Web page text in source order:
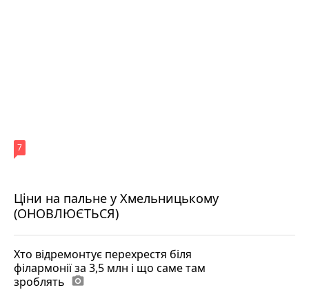
Ціни на пальне у Хмельницькому
(ОНОВЛЮЄТЬСЯ)
7
Хто відремонтує перехрестя біля
філармонії за 3,5 млн і що саме там
зроблять photo_camera